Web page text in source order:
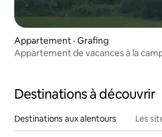
Appartement · Grafing
Appartement de vacances à la
Destinations à découvrir
Destinations aux alentours Les